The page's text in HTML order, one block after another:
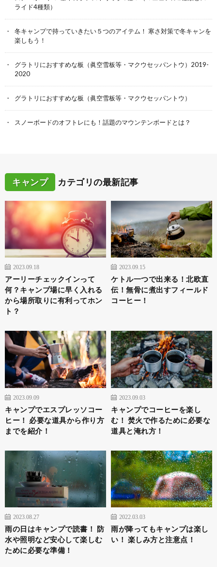
ライド4種類）
冬キャンプで持っていきたい５つのアイテム！ 寒さ対策で冬キャンを
楽しもう！
グラトリにおすすめな板（眞空雪板等・マクウセッパントウ）2019-
2020
グラトリにおすすめな板（眞空雪板等・マクウセッパントウ）
スノーボードのオフトレにも！話題のマウンテンボードとは？
キャンプ カテゴリの最新記事
2023.09.18
アーリーチェックインって
何？キャンプ場に早く入れる
から場所取りに有利ってホン
ト？
2023.09.15
ケトル一つで出来る！北欧直
伝！無骨に煮出すフィールド
コーヒー！
2023.09.09
キャンプでエスプレッソコー
ヒー！ 必要な道具から作り方
までを紹介！
2023.09.03
キャンプでコーヒーを楽し
む！ 焚火で作るために必要な
道具と淹れ方！
2023.08.27
雨の日はキャンプで読書！ 防
水や照明など安心して楽しむ
ために必要な準備！
2022.03.03
雨が降ってもキャンプは楽し
い！ 楽しみ方と注意点！